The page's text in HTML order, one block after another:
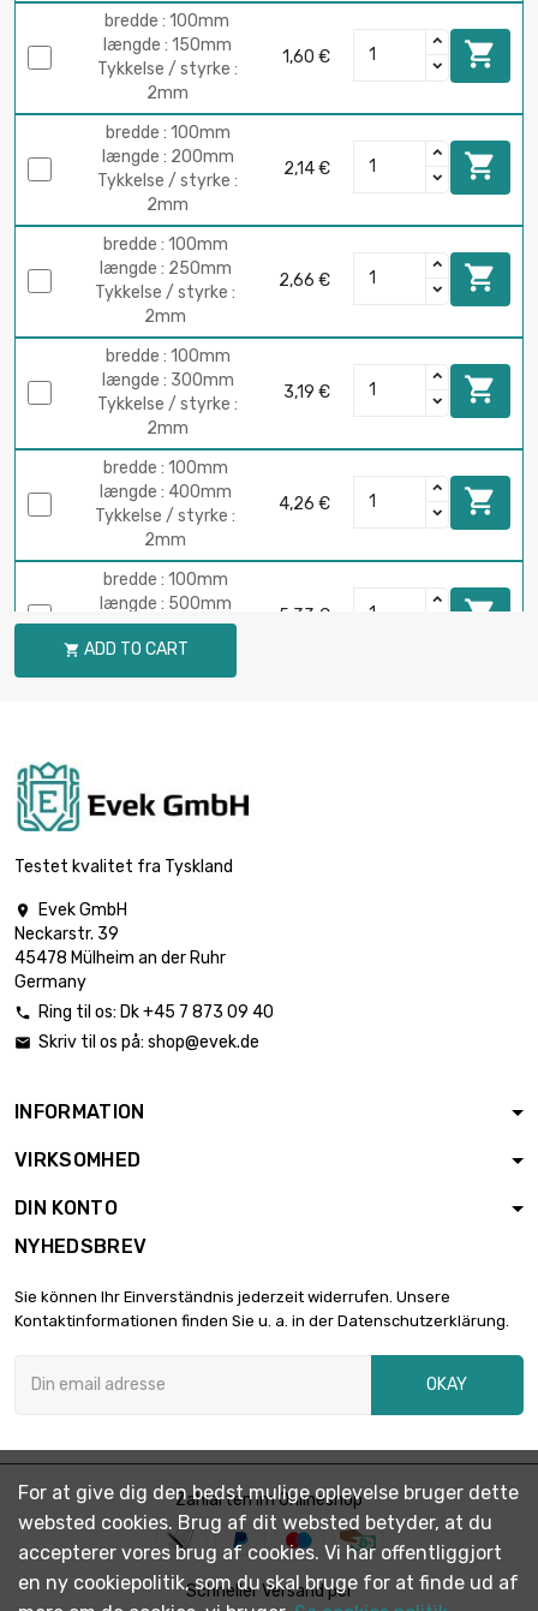
bredde : 100mm
længde : 150mm
Tykkelse / styrke :
2mm
1,60 € 
bredde : 100mm
længde : 200mm
Tykkelse / styrke :
2mm
2,14 € 
bredde : 100mm
længde : 250mm
Tykkelse / styrke :
2mm
2,66 € 
bredde : 100mm
længde : 300mm
Tykkelse / styrke :
2mm
3,19 € 
bredde : 100mm
længde : 400mm
Tykkelse / styrke :
2mm
4,26 € 
bredde : 100mm
længde : 500mm
Tykkelse / styrke :
2mm
5,33 € 
bredde : 100mm
2mm
bredde : 100mm
længde : 800mm
Tykkelse / styrke :
længde : 900mm
længde : 1000mm
længde : 150mm
Tykkelse / styrke :
2mm
2,40 €
bredde : 150mm
bredde : 150mm
Tykkelse / styrke :
2mm
3,99 € 
længde : 300mm
 ADD TO CART
Testet kvalitet fra Tyskland

Evek GmbH
Neckarstr. 39
45478 Mülheim an der Ruhr
Germany
 Ring til os: Dk +45 7 873 09 40
 Skriv til os på: shop@evek.de
INFORMATION
VIRKSOMHED
DIN KONTO
NYHEDSBREV
Sie können Ihr Einverständnis jederzeit widerrufen. Unsere
Kontaktinformationen finden Sie u. a. in der Datenschutzerklärung.
OKAY
Zahlarten im Onlineshop
Schneller Versand per
For at give dig den bedst mulige oplevelse bruger dette
websted cookies. Brug af dit websted betyder, at du
accepterer vores brug af cookies. Vi har offentliggjort
en ny cookiepolitik, som du skal bruge for at finde ud af